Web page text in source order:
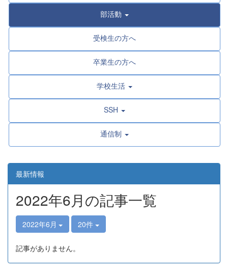
部活動
受検生の方へ
卒業生の方へ
学校生活
SSH
通信制
最新情報
2022年6月の記事一覧
2022年6月 20件
記事がありません。